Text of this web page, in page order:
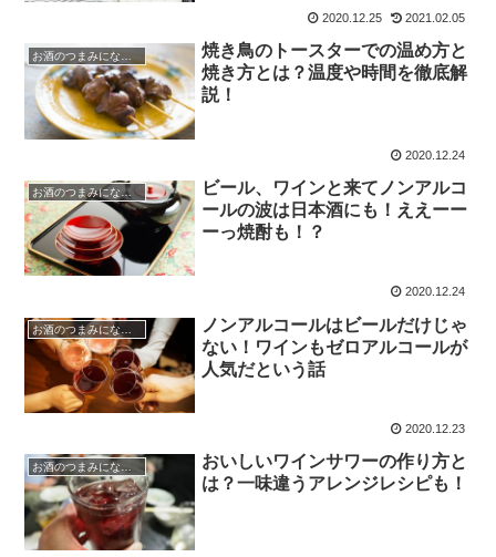
2020.12.25 2021.02.05
焼き鳥のトースターでの温め方と
焼き方とは？温度や時間を徹底解
説！
2020.12.24
お酒のつまみになる話
ビール、ワインと来てノンアルコ
ールの波は日本酒にも！ええーー
ーっ焼酎も！？
2020.12.24
ノンアルコールはビールだけじゃ
ない！ワインもゼロアルコールが
人気だという話
2020.12.23
お酒のつまみになる話
おいしいワインサワーの作り方と
は？一味違うアレンジレシピも！